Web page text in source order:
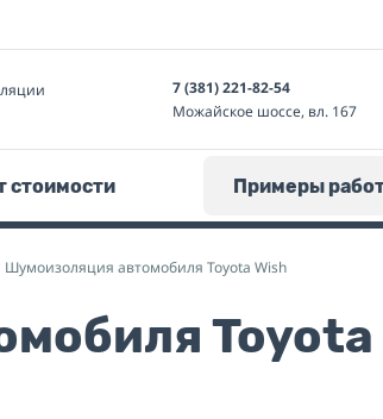
7 (381) 221-82-54
Можайское шоссе, вл. 167
стоимости Примеры
Шумоизоляция автомобиля Toyota Wish
Toyota